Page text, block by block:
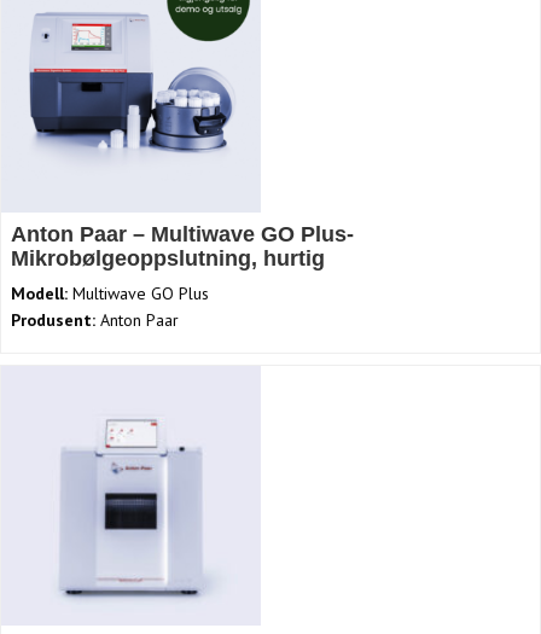
Anton Paar – Multiwave GO Plus-
Mikrobølgeoppslutning, hurtig
Modell: Multiwave GO Plus
Produsent: Anton Paar